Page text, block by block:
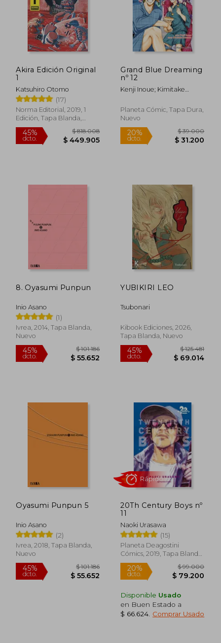
20% 45%
dcto.
Akira Edición Original
1
Katsuhiro Otomo
(17)
Norma Editorial, 2019, 1
Edición, Tapa Blanda,
Usado
Grand Blue Dreaming
nº 12
Kenji Inoue; Kimitake
Planeta Cómic, Tapa Dura,
Nuevo
20%
dcto.
8. Oyasumi Punpun
Inio Asano
(1)
Ivrea, 2014, Tapa Blanda,
Nuevo
YUBIKIRI LEO
Tsubonari
Kibook Ediciones, 2026,
Tapa Blanda, Nuevo
Oyasumi Punpun 5
Inio Asano
(2)
Ivrea, 2018, Tapa Blanda,
Nuevo
20Th Century Boys nº
11
Naoki Urasawa
(15)
Planeta Deagostini
Cómics, 2019, Tapa Blanda,
Nuevo
Disponible Usado
en Buen Estado a
$ 66.624 Comprar Usado